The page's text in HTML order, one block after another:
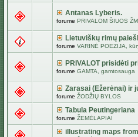
Antanas Lyberis.
forume PRIVALOM ŠIUOS
Lietuviškų rimų
forume VARINĖ POEZIJA,
PRIVALOT prisidėti
forume GAMTA, gamtosauga
Zarasai (Ežerėnai) ir
forume ŽODŽIŲ BYLOS
Tabula Peutingeriana
forume ŽEMĖLAPIAI
illustrating maps